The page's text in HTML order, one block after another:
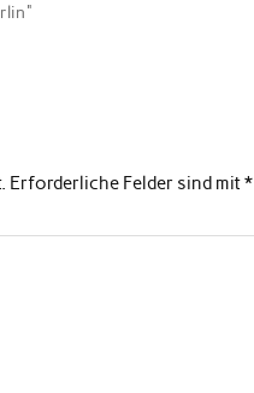
Erforderliche Felder sind mit*